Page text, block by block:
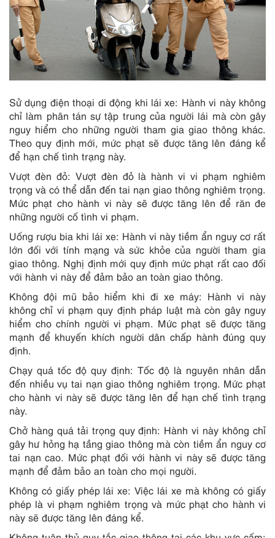
Sử dụng điện thoại di động khi lái xe: Hành vi này không
chỉ làm phân tán sự tập trung của người lái mà còn gây
nguy hiểm cho những người tham gia giao thông khác.
Theo quy định mới, mức phạt sẽ được tăng lên đáng kể
để hạn chế tình trạng này.
Vượt đèn đỏ: Vượt đèn đỏ là hành vi vi phạm nghiêm
trọng và có thể dẫn đến tai nạn giao thông nghiêm trọng.
Mức phạt cho hành vi này sẽ được tăng lên để răn đe
những người cố tình vi phạm.
Uống rượu bia khi lái xe: Hành vi này tiềm ẩn nguy cơ rất
lớn đối với tính mạng và sức khỏe của người tham gia
giao thông. Nghị định mới quy định mức phạt rất cao đối
với hành vi này để đảm bảo an toàn giao thông.
Không đội mũ bảo hiểm khi đi xe máy: Hành vi này
không chỉ vi phạm quy định pháp luật mà còn gây nguy
hiểm cho chính người vi phạm. Mức phạt sẽ được tăng
mạnh để khuyến khích người dân chấp hành đúng quy
định.
Chạy quá tốc độ quy định: Tốc độ là nguyên nhân dẫn
đến nhiều vụ tai nạn giao thông nghiêm trọng. Mức phạt
cho hành vi này sẽ được tăng lên để hạn chế tình trạng
này.
Chở hàng quá tải trọng quy định: Hành vi này không chỉ
gây hư hỏng hạ tầng giao thông mà còn tiềm ẩn nguy cơ
tai nạn cao. Mức phạt đối với hành vi này sẽ được tăng
mạnh để đảm bảo an toàn cho mọi người.
Không có giấy phép lái xe: Việc lái xe mà không có giấy
phép là vi phạm nghiêm trọng và mức phạt cho hành vi
này sẽ được tăng lên đáng kể.